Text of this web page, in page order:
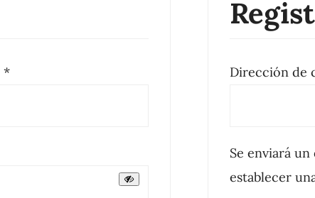
*Obligatorio Dirección de
Se enviará
establecer